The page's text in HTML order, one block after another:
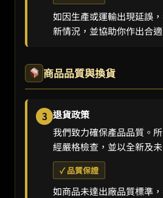
如因生產或運輸出現延誤
新情況，並協助你作出合適
商品品質與換貨
3 退貨政策
我們致力確保產品品質。
經嚴格檢查，並以全新及
✓ 品質保證
如商品未達出廠品質標準